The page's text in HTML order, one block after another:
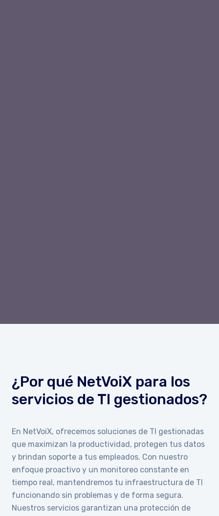
¿Por qué NetVoiX para los
servicios de TI gestionados?
En NetVoiX, ofrecemos soluciones de TI gestionadas
que maximizan la productividad, protegen tus datos
y brindan soporte a tus empleados. Con nuestro
enfoque proactivo y un monitoreo constante en
tiempo real, mantendremos tu infraestructura de TI
funcionando sin problemas y de forma segura.
Nuestros servicios garantizan una protección de